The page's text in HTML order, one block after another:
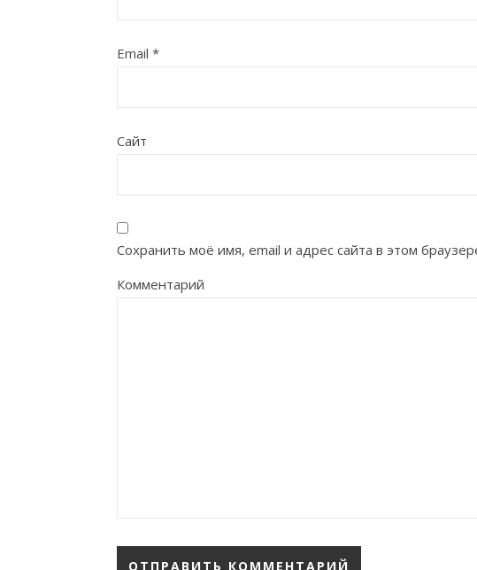
Email *
Сайт
Сохранить моё имя, email и адрес сайта в этом
Комментарий